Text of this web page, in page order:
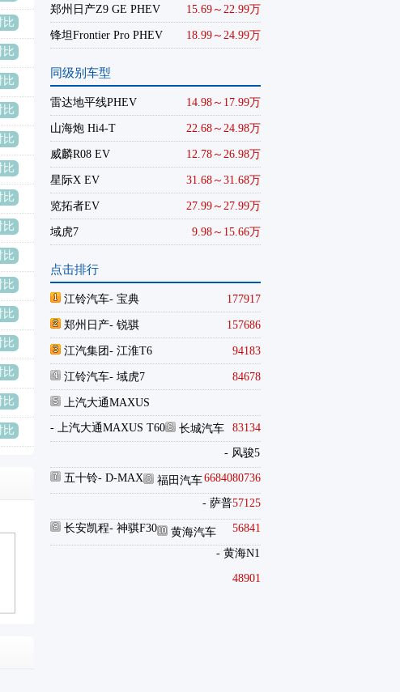
比
比
比
比
比
比
比
比
比
比
比
比
比
比
比
郑州日产Z9 GE PHEV 15.69～22.99万
锋坦Frontier Pro PHEV 18.99～24.99万
同级别车型
雷达地平线PHEV 14.98～17.99万
山海炮 Hi4-T 22.68～24.98万
威麟R08 EV 12.78～26.98万
星际X EV 31.68～31.68万
览拓者EV 27.99～27.99万
域虎7 9.98～15.66万
点击排行
江铃汽车- 宝典 177917
郑州日产- 锐骐 157686
江汽集团 - 江淮T6 94183
江铃汽车- 域虎7 84678
上汽大通MAXUS
- 上汽大通MAXUS T60 83134
长城汽车
- 风骏5
80736
五十铃- D-MAX 66840
福田汽车
- 萨普57125
长安凯程- 神骐F30 56841
黄海汽车
- 黄海N1
48901